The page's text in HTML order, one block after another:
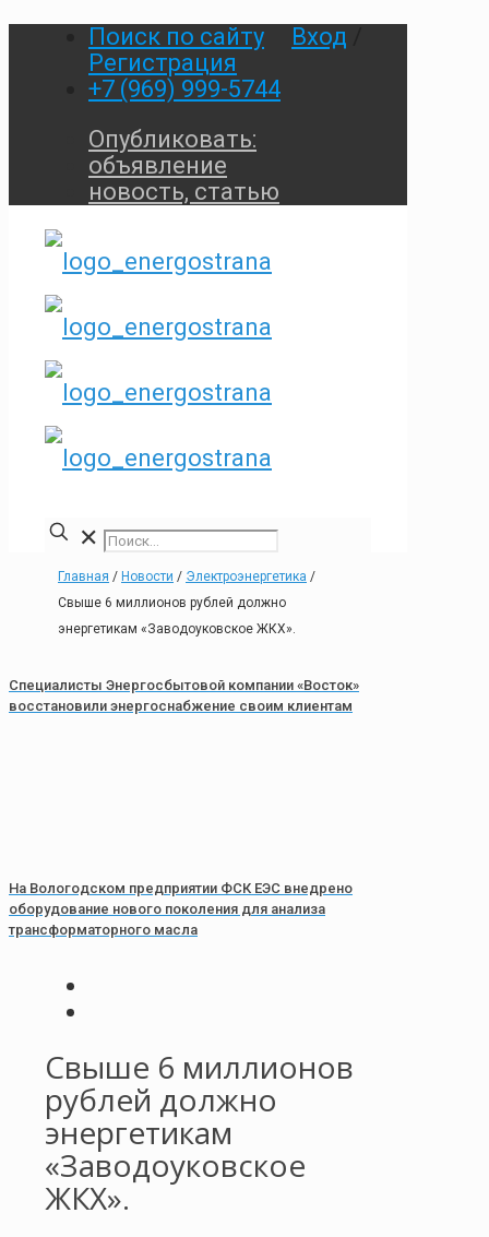
Поиск по сайту Вход
Регистрация
+7 (969) 999-5744
Опубликовать:
объявление
новость, статью
✕
Главная / Новости / Электроэнергетика /
Свыше 6 миллионов рублей должно
энергетикам «Заводоуковское ЖКХ».
Специалисты Энергосбытовой компании «Восток»
восстановили энергоснабжение своим клиентам
На Вологодском предприятии ФСК ЕЭС внедрено
оборудование нового поколения для анализа
трансформаторного масла
Свыше 6 миллионов
рублей должно
энергетикам
«Заводоуковское
ЖКХ».